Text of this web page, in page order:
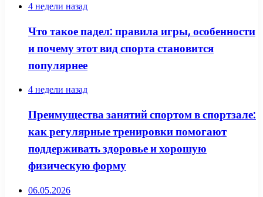
4 недели назад
Что такое падел: правила игры, особенности
и почему этот вид спорта становится
популярнее
4 недели назад
Преимущества занятий спортом в спортзале:
как регулярные тренировки помогают
поддерживать здоровье и хорошую
физическую форму
06.05.2026